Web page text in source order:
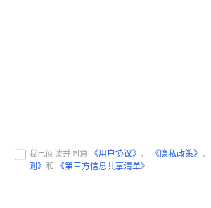
我已阅读并同意 《用户协议》 、 《隐私政策》 、
则》和 《第三方信息共享清单》